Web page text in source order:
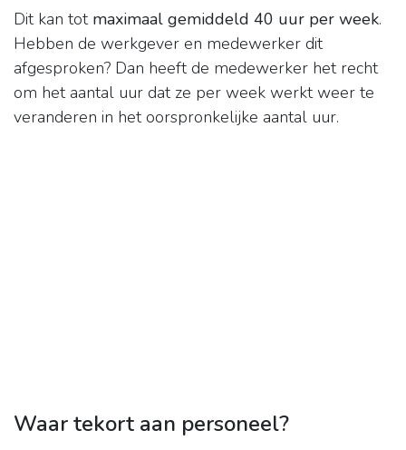
Dit kan tot maximaal gemiddeld 40 uur per week.
Hebben de werkgever en medewerker dit
afgesproken? Dan heeft de medewerker het recht
om het aantal uur dat ze per week werkt weer te
veranderen in het oorspronkelijke aantal uur.
Waar tekort aan personeel?